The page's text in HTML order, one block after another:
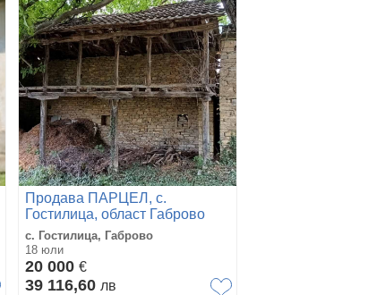
Продава ПАРЦЕЛ, с.
Гостилица, област Габрово
с. Гостилица, Габрово
18 юли
20 000 €
39 116,60 лв